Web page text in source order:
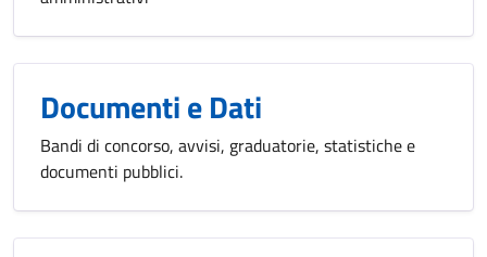
Documenti e Dati
Bandi di concorso, avvisi, graduatorie, statistiche e
documenti pubblici.